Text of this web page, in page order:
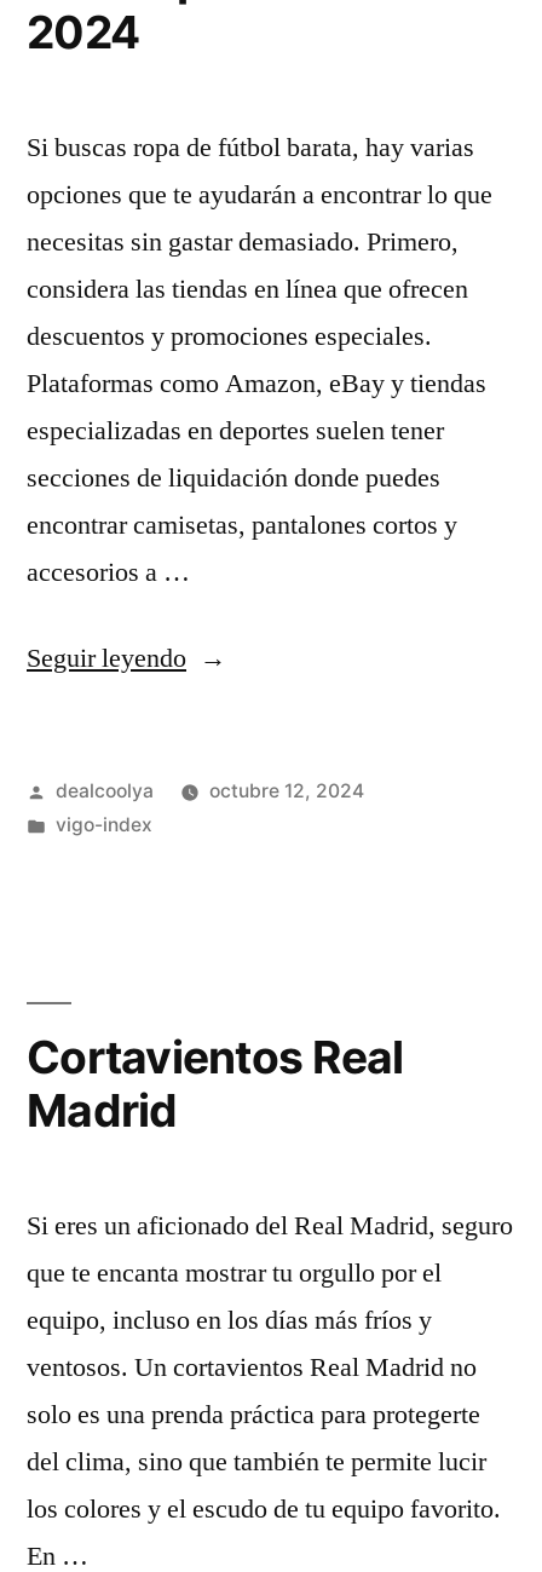
2024
Si buscas ropa de fútbol barata, hay varias
opciones que te ayudarán a encontrar lo que
necesitas sin gastar demasiado. Primero,
considera las tiendas en línea que ofrecen
descuentos y promociones especiales.
Plataformas como Amazon, eBay y tiendas
especializadas en deportes suelen tener
secciones de liquidación donde puedes
encontrar camisetas, pantalones cortos y
accesorios a …
Seguir leyendo«Las
camisetas
2024»
Publicado
por
dealcoolya
octubre 12, 2024
Publicado
vigo-index
Cortavientos Real
Madrid
Si eres un aficionado del Real Madrid, seguro
que te encanta mostrar tu orgullo por el
equipo, incluso en los días más fríos y
ventosos. Un cortavientos Real Madrid no
solo es una prenda práctica para protegerte
del clima, sino que también te permite lucir
los colores y el escudo de tu equipo favorito.
En …